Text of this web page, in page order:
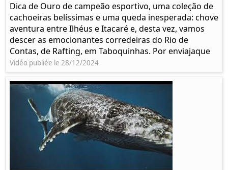
Dica de Ouro de campeão esportivo, uma coleção de
cachoeiras belíssimas e uma queda inesperada: chove
aventura entre Ilhéus e Itacaré e, desta vez, vamos
descer as emocionantes corredeiras do Rio de
Contas, de Rafting, em Taboquinhas. Por enviajaque
Vidéo publiée le 28/12/2024